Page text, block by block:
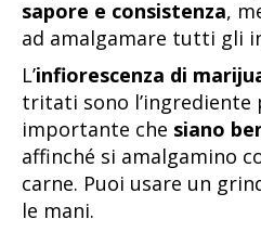
sapore e consistenza,
ad amalgamare tutti gli
L’infiorescenza di
tritati sono l’ingrediente
importante che siano
affinché si amalgamino
carne. Puoi usare un
le mani.